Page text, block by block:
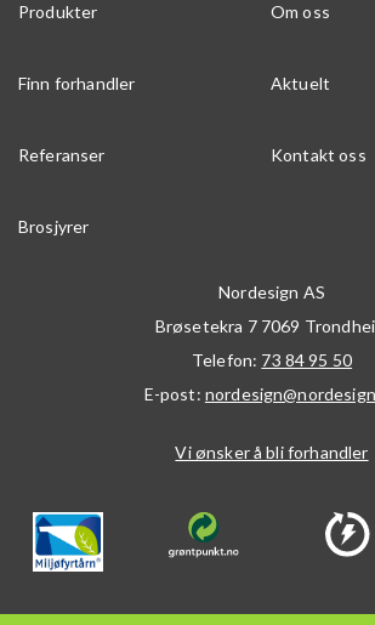
Produkter Om oss
Finn forhandler Aktuelt
Referanser Kontakt oss
Brosjyrer
Nordesign AS
Brøsetekra 7 7069
Telefon: 73 84 95 50
E-post:
Vi ønsker å bli forhandler